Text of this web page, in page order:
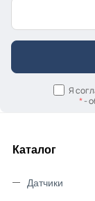
Я
*-
Каталог
Датчики